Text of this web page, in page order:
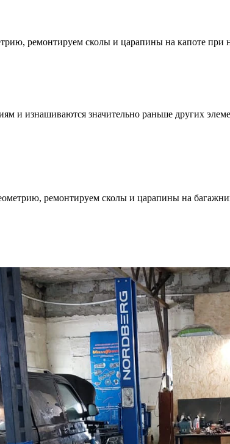
ремонтируем сколы и царапины на капоте при
и изнашиваются значительно раньше других
ремонтируем сколы и царапины на